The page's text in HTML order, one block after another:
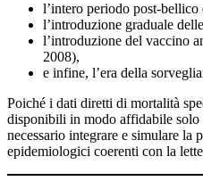
l’intero periodo post-
l’introduzione graduale
l’introduzione del vaccino
2008),
e infine, l’era della
Poiché i dati diretti di mortalità
disponibili in modo affidabile solo
necessario integrare e simulare la
epidemiologici coerenti con la